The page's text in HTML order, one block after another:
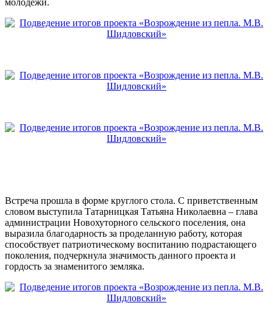
Встреча прошла в форме круглого стола. С приветственным
словом выступила Татарницкая Татьяна Николаевна – глава
администрации Новохуторного сельского поселения, она
выразила благодарность за проделанную работу, которая
способствует патриотическому воспитанию подрастающего
поколения, подчеркнула значимость данного проекта и
гордость за знаменитого земляка.